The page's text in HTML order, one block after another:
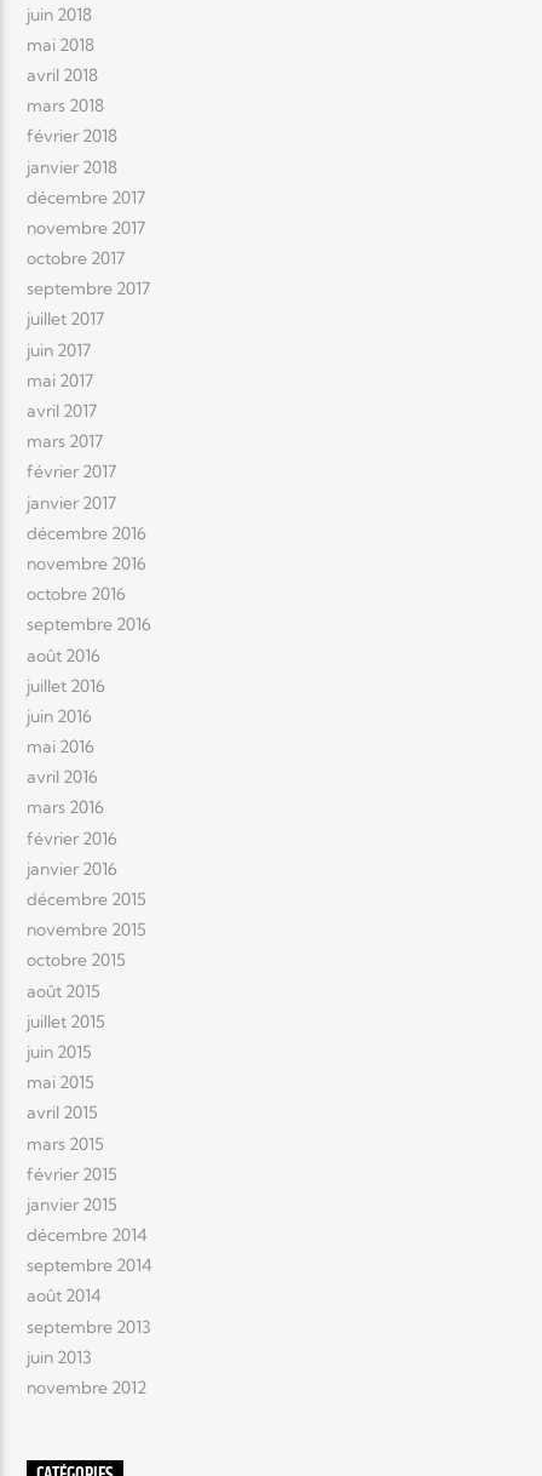
juin 2018
mai 2018
avril 2018
mars 2018
février 2018
janvier 2018
décembre 2017
novembre 2017
octobre 2017
septembre 2017
juillet 2017
juin 2017
mai 2017
avril 2017
mars 2017
février 2017
janvier 2017
décembre 2016
novembre 2016
octobre 2016
septembre 2016
août 2016
juillet 2016
juin 2016
mai 2016
avril 2016
mars 2016
février 2016
janvier 2016
décembre 2015
novembre 2015
octobre 2015
août 2015
juillet 2015
juin 2015
mai 2015
avril 2015
mars 2015
février 2015
janvier 2015
décembre 2014
septembre 2014
août 2014
septembre 2013
juin 2013
novembre 2012